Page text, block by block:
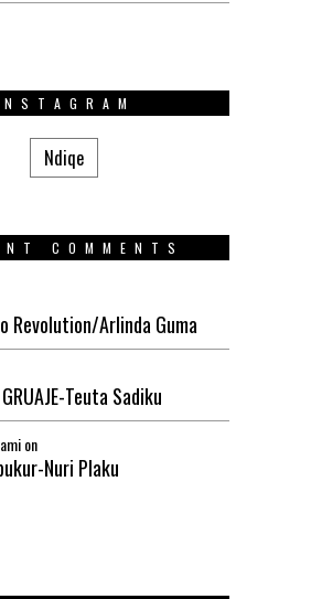
Ndiqe
COMMENTS
Revolution/Arlinda Guma
GRUAJE-Teuta Sadiku
on
Nuri Plaku